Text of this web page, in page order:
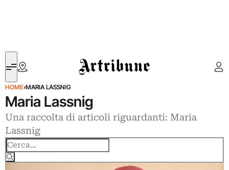
Artribune
HOME›MARIA LASSNIG
Maria Lassnig
Una raccolta di articoli riguardanti: Maria
Lassnig